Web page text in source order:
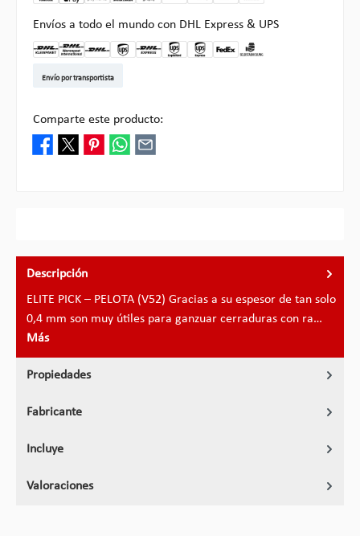
Envíos a todo el mundo con DHL Express & UPS
Envío por transportista
Comparte este producto:
Descripción
ELITE PICK – PELOTA (V52) Gracias a su espesor de tan solo
0,4 mm son muy útiles para ganzuar cerraduras con ra…
Más
Propiedades
Fabricante
Incluye
Valoraciones